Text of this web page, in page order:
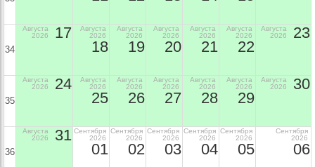
34
Августа
2026
17
Августа
2026
18
Августа
2026
19
Августа
2026
20
Августа
2026
21
Августа
2026
22
Августа
2026
23
35
Августа
2026
24
Августа
2026
25
Августа
2026
26
Августа
2026
27
Августа
2026
28
Августа
2026
29
Августа
2026
30
36
Августа
2026
31 Сентября
2026
01
Сентября
2026
02
Сентября
2026
03
Сентября
2026
04
Сентября
2026
05
Сентября
2026
06